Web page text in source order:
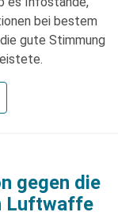
bei bestem
gute Stimmung
gegen die
Luftwaffe